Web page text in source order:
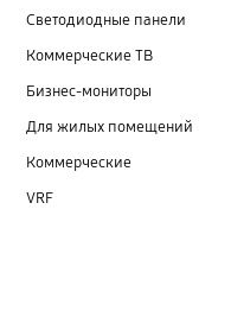
Светодиодные панели
Коммерческие ТВ
Бизнес-мониторы
Для жилых помещений
Коммерческие
VRF